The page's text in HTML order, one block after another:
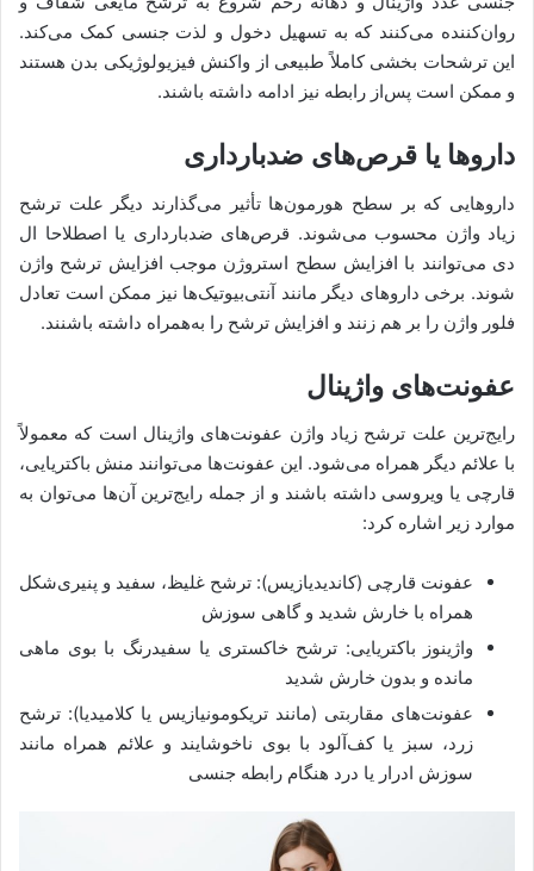
روان‌کننده می‌کنند که به تسهیل دخول و لذت جنسی کمک می‌کند.
این ترشحات بخشی کاملاً طبیعی از واکنش فیزیولوژیکی بدن هستند
و ممکن است پس‌از رابطه نیز ادامه داشته باشند.
داروها یا قرص‌های ضدبارداری
داروهایی که بر سطح هورمون‌ها تأثیر می‌گذارند دیگر علت ترشح
زیاد واژن محسوب می‌شوند. قرص‌های ضدبارداری یا اصطلاحا ال
دی می‌توانند با افزایش سطح استروژن موجب افزایش ترشح واژن
شوند. برخی داروهای دیگر مانند آنتی‌بیوتیک‌ها نیز ممکن است تعادل
فلور واژن را بر هم زنند و افزایش ترشح را به‌همراه داشته باشنند.
عفونت‌های واژینال
رایج‌ترین علت ترشح زیاد واژن عفونت‌های واژینال است که معمولاً
با علائم دیگر همراه می‌شود. این عفونت‌ها می‌توانند منش باکتریایی،
قارچی یا ویروسی داشته باشند و از جمله رایج‌ترین آن‌ها می‌توان به
موارد زیر اشاره کرد:
عفونت قارچی (کاندیدیازیس): ترشح غلیظ، سفید و پنیری‌شکل
همراه با خارش شدید و گاهی سوزش
واژینوز باکتریایی: ترشح خاکستری یا سفیدرنگ با بوی ماهی
مانده و بدون خارش شدید
عفونت‌های مقاربتی (مانند تریکومونیازیس یا کلامیدیا): ترشح
زرد، سبز یا کف‌آلود با بوی ناخوشایند و علائم همراه مانند
سوزش ادرار یا درد هنگام رابطه جنسی